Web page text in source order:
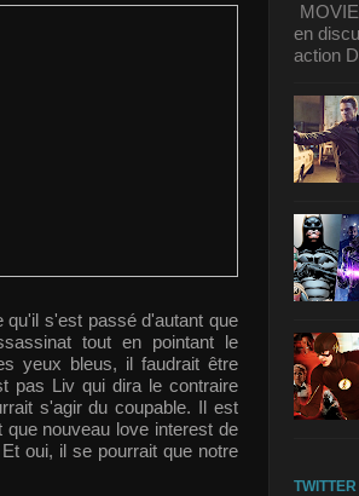
s'est passé d'autant que
tout en pointant le
yeux bleus, il faudrait être
pas Liv qui dira le contraire
s'agir du coupable. Il est
nouveau love interest de
oui, il se pourrait que notre
en
action
TWITTER